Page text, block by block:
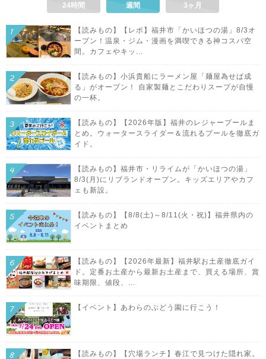
24時間 週間 3ヶ月
【読みもの】【レポ】福井市「かいほつの湯」8/3オ
ープン！温泉・ジム・漫画を満喫できる神コスパ空
間。カフェやキッ...
【読みもの】小浜貴船にラーメン屋「麺屋為せば成
る」がオープン！ 自家製麺とこだわりスープが自慢
の一杯。
【読みもの】【2026年版】福井のレジャープールま
とめ。ウォータースライダー＆流れるプールを徹底ガ
イド。
【読みもの】福井市・リライムが「かいほつの湯」
8/3(月)にリブランドオープン。キッズエリアやカフ
ェも新設。
【読みもの】【8/8(土)～8/11(火・祝)】福井県内の
イベントまとめ
【読みもの】【2026年最新】福井駅お土産徹底ガイ
ド。定番お土産から最新お土産まで、買える場所、賞
味期限、値段、...
【イベント】あわらのぶどう園に行こう！
【読みもの】【穴場ランチ】春江で見つけた隠れ家。